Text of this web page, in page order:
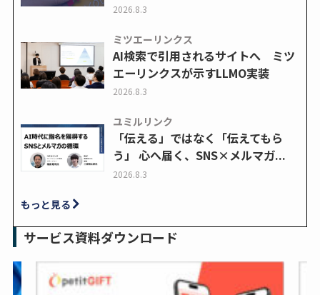
2026.8.3
ミツエーリンクス
AI検索で引用されるサイトへ ミツ
エーリンクスが示すLLMO実装
2026.8.3
ユミルリンク
「伝える」ではなく「伝えてもら
う」 心へ届く、SNS×メルマガ...
2026.8.3
もっと見る
サービス資料ダウンロード